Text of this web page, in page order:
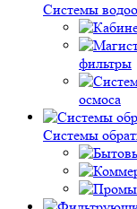
Системы
фильтры
осмоса
Системы